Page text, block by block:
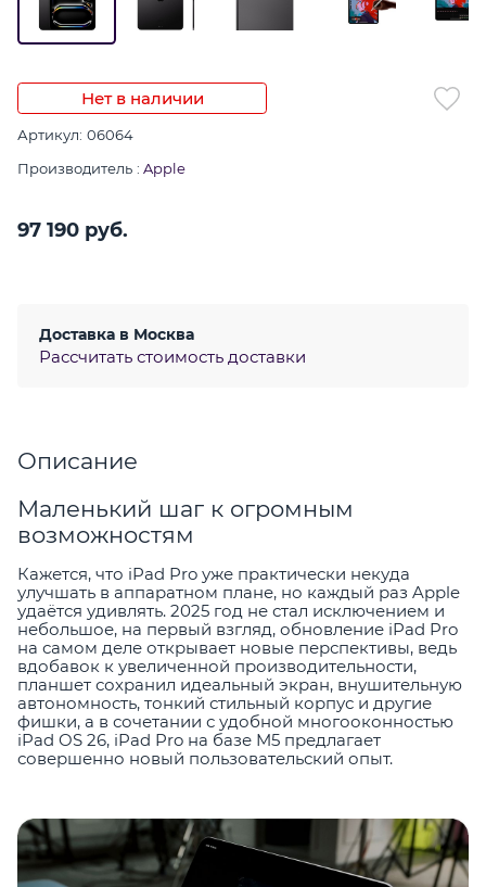
Нет в наличии
Артикул: 06064
Производитель : Apple
97 190 руб.
Доставка в Москва
Рассчитать стоимость доставки
Описание
Маленький шаг к огромным
возможностям
Кажется, что iPad Pro уже практически некуда
улучшать в аппаратном плане, но каждый раз Apple
удаётся удивлять. 2025 год не стал исключением и
небольшое, на первый взгляд, обновление iPad Pro
на самом деле открывает новые перспективы, ведь
вдобавок к увеличенной производительности,
планшет сохранил идеальный экран, внушительную
автономность, тонкий стильный корпус и другие
фишки, а в сочетании с удобной многооконностью
iPad OS 26, iPad Pro на базе M5 предлагает
совершенно новый пользовательский опыт.